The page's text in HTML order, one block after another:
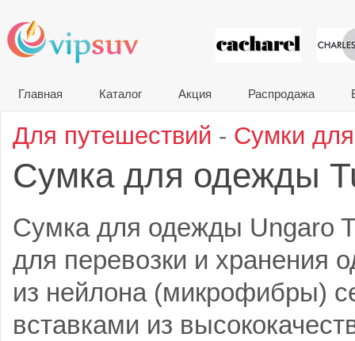
VIP
Главная Каталог Акция Распродажа
Для путешествий - Сумки
Сумка для одежды
Сумка для одежды Ungaro
для перевозки и хранения
из нейлона (микрофибры)
вставками из